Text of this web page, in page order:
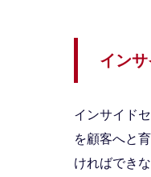
イン
インサイド
を顧客へと
ければでき